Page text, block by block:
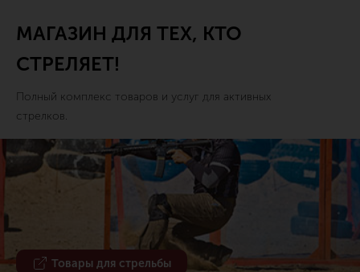
МАГАЗИН ДЛЯ ТЕХ, КТО
СТРЕЛЯЕТ!
Полный комплекс товаров и услуг для активных
стрелков.
Товары для стрельбы